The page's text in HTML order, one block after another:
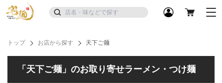
トップ お店から探す 天下ご麺
「天下ご麺」のお取り寄せラーメン・つけ麺